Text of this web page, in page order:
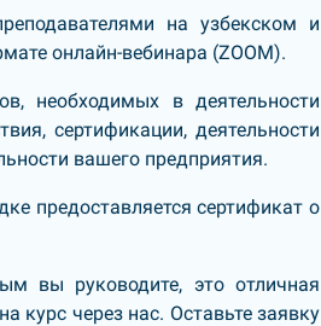
на узбекском и
онлайн-вебинара (ZOOM).
необходимых в деятельности
сертификации, деятельности
вашего предприятия.
предоставляется сертификат о
вы руководите, это отличная
курс через нас. Оставьте заявку